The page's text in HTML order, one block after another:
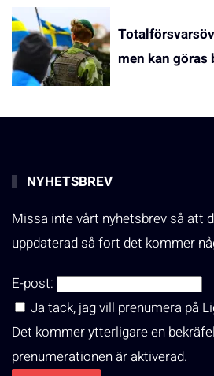
men kan göras
NYHETSBREV
Missa inte vårt nyhetsbrev så att
uppdaterad så fort det kommer
E-post:
Ja tack, jag vill prenumera på
Det kommer ytterligare en
prenumerationen är aktiverad.